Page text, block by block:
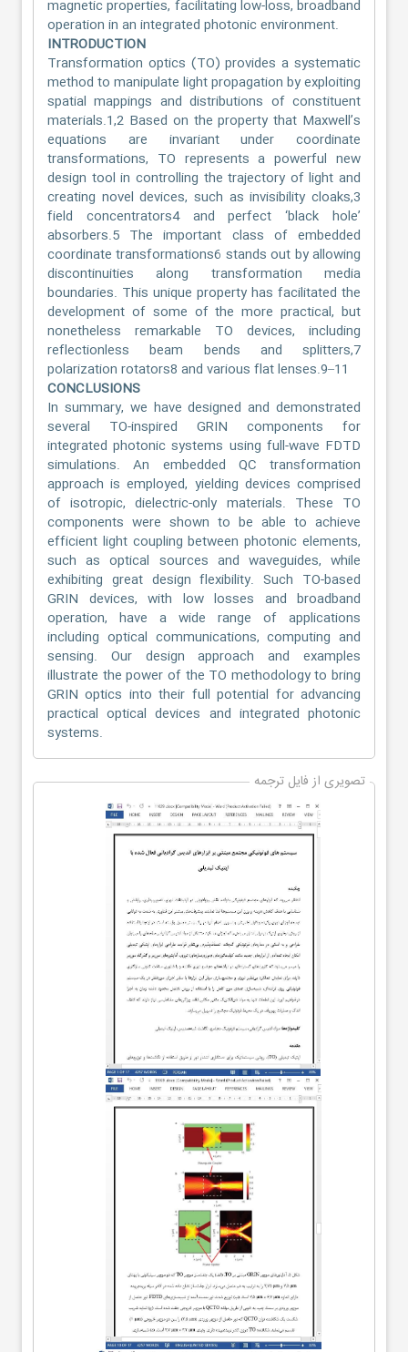
magnetic properties, facilitating low-loss, broadband
operation in an integrated photonic environment.
INTRODUCTION
Transformation optics (TO) provides a systematic
method to manipulate light propagation by exploiting
spatial mappings and distributions of constituent
materials.1,2 Based on the property that Maxwell’s
equations are invariant under coordinate
transformations, TO represents a powerful new
design tool in controlling the trajectory of light and
creating novel devices, such as invisibility cloaks,3
field concentrators4 and perfect ‘black hole’
absorbers.5 The important class of embedded
coordinate transformations6 stands out by allowing
discontinuities along transformation media
boundaries. This unique property has facilitated the
development of some of the more practical, but
nonetheless remarkable TO devices, including
reflectionless beam bends and splitters,7
polarization rotators8 and various flat lenses.9–11
CONCLUSIONS
In summary, we have designed and demonstrated
several TO-inspired GRIN components for
integrated photonic systems using full-wave FDTD
simulations. An embedded QC transformation
approach is employed, yielding devices comprised
of isotropic, dielectric-only materials. These TO
components were shown to be able to achieve
efficient light coupling between photonic elements,
such as optical sources and waveguides, while
exhibiting great design flexibility. Such TO-based
GRIN devices, with low losses and broadband
operation, have a wide range of applications
including optical communications, computing and
sensing. Our design approach and examples
illustrate the power of the TO methodology to bring
GRIN optics into their full potential for advancing
practical optical devices and integrated photonic
systems.
تصویری از فایل ترجمه